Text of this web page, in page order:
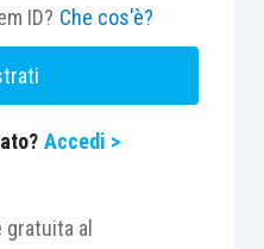
ID? Che cos'è?
Accedi >
al